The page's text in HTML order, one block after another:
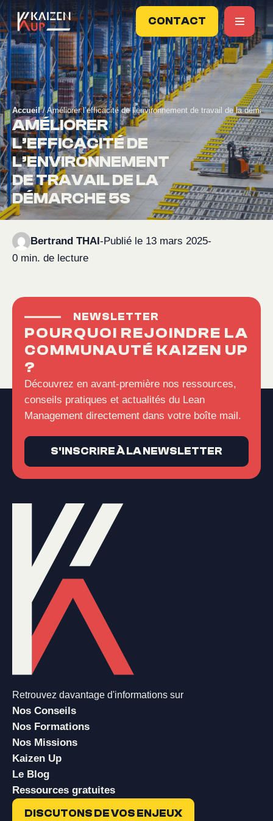
CONTACT
Accueil/Améliorer l’efficacité de l’environnement de travail de la
AMÉLIORER
L’EFFICACITÉ DE
L’ENVIRONNEMENT
DE TRAVAIL DE LA
DÉMARCHE 5S
Bertrand THAI-Publié le 13 mars 2025-
0 min. de lecture
NEWSLETTER
POURQUOI REJOINDRE LA
COMMUNAUTÉ KAIZEN UP
?
Découvrez en avant-première nos ressources,
conseils pratiques et actualités du Lean
Management directement dans votre boîte mail.
S'INSCRIRE À LA NEWSLETTER
Retrouvez davantage d'informations sur
Nos Conseils
Nos Formations
Nos Missions
Kaizen Up
Le Blog
Ressources gratuites
DISCUTONS DE VOS ENJEUX